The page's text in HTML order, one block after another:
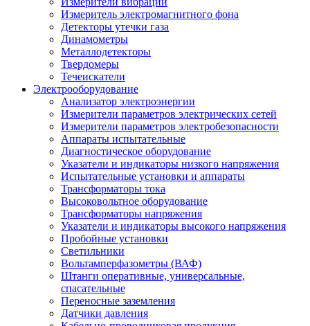
Измеритель электромагнитного фона
Детекторы утечки газа
Динамометры
Металлодетекторы
Твердомеры
Течеискатели
Электрооборудование
Анализатор электроэнергии
Измерители параметров электрических сетей
Измерители параметров электробезопасности
Аппараты испытательные
Диагностическое оборудование
Указатели и индикаторы низкого напряжения
Испытательные установки и аппараты
Трансформаторы тока
Высоковольтное оборудование
Трансформаторы напряжения
Указатели и индикаторы высокого напряжения
Пробойные установки
Светильники
Вольтамперфазометры (ВАФ)
Штанги оперативные, универсальные,
спасательные
Переносные заземления
Датчики давления